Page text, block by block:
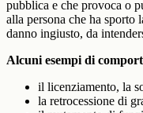
pubblica e che provoca o
alla persona che ha sporto
danno ingiusto, da
Alcuni esempi di
il licenziamento, la
la retrocessione di